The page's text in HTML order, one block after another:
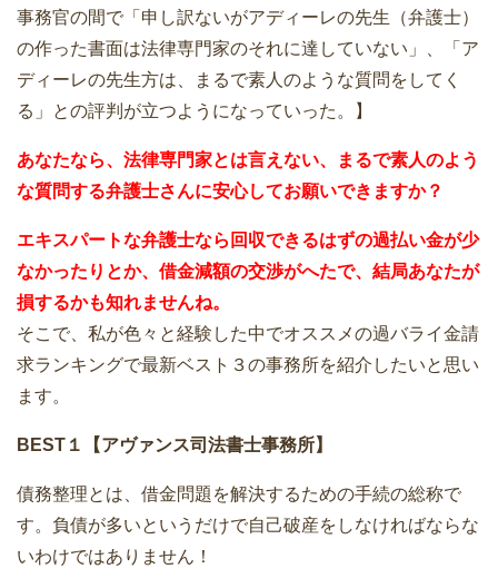
事務官の間で「申し訳ないがアディーレの先生（弁護士）
の作った書面は法律専門家のそれに達していない」、「ア
ディーレの先生方は、まるで素人のような質問をしてく
る」との評判が立つようになっていった。】
あなたなら、法律専門家とは言えない、まるで素人のよう
な質問する弁護士さんに安心してお願いできますか？
エキスパートな弁護士なら回収できるはずの過払い金が少
なかったりとか、借金減額の交渉がへたで、結局あなたが
損するかも知れませんね。
そこで、私が色々と経験した中でオススメの過バライ金請
求ランキングで最新ベスト３の事務所を紹介したいと思い
ます。
BEST１【アヴァンス司法書士事務所】
債務整理とは、借金問題を解決するための手続の総称で
す。負債が多いというだけで自己破産をしなければならな
いわけではありません！